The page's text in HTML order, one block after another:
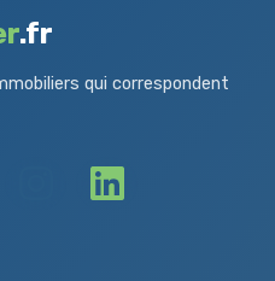
.fr
qui correspondent